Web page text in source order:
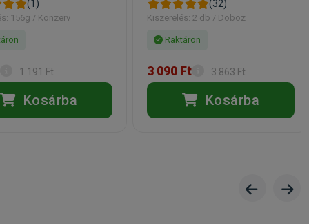
(1)
156g / Konzerv
1 191 Ft
Kosárba
(32)
Kiszerelés: 2 db / Doboz
Raktáron
3 090 Ft 3 863 Ft
Kosárba